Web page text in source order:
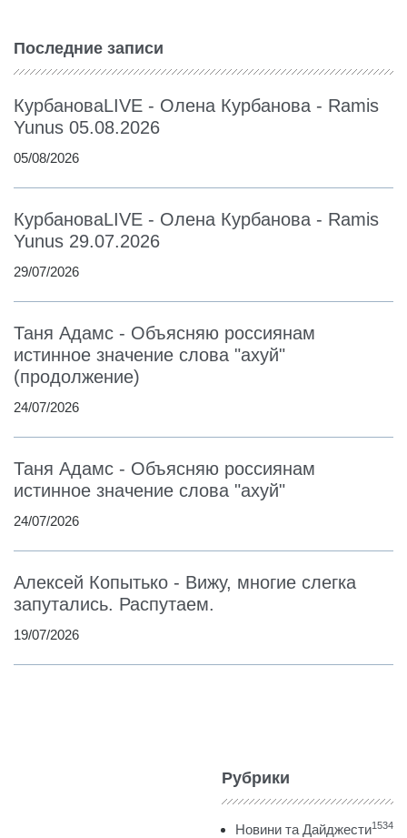
Последние записи
КурбановаLIVE - Олена Курбанова - Ramis
Yunus 05.08.2026
05/08/2026
КурбановаLIVE - Олена Курбанова - Ramis
Yunus 29.07.2026
29/07/2026
Таня Адамс - Объясняю россиянам
истинное значение слова "ахуй"
(продолжение)
24/07/2026
Таня Адамс - Объясняю россиянам
истинное значение слова "ахуй"
24/07/2026
Алексей Копытько - Вижу, многие слегка
запутались. Распутаем.
19/07/2026
Рубрики
Новини та Дайджести1534